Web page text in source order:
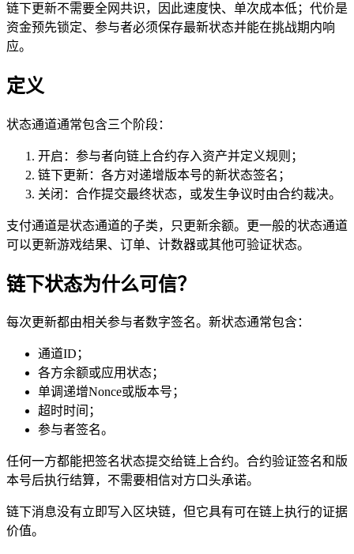
链下更新不需要全网共识，因此速度快、单次成本低；代价是
资金预先锁定、参与者必须保存最新状态并能在挑战期内响
应。
定义
状态通道通常包含三个阶段：
开启：参与者向链上合约存入资产并定义规则；
链下更新：各方对递增版本号的新状态签名；
关闭：合作提交最终状态，或发生争议时由合约裁决。
支付通道是状态通道的子类，只更新余额。更一般的状态通道
可以更新游戏结果、订单、计数器或其他可验证状态。
链下状态为什么可信？
每次更新都由相关参与者数字签名。新状态通常包含：
通道ID；
各方余额或应用状态；
单调递增Nonce或版本号；
超时时间；
参与者签名。
任何一方都能把签名状态提交给链上合约。合约验证签名和版
本号后执行结算，不需要相信对方口头承诺。
链下消息没有立即写入区块链，但它具有可在链上执行的证据
价值。